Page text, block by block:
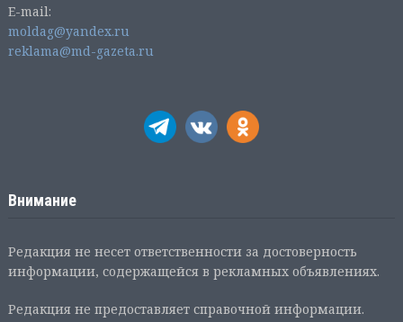
E-mail:
moldag@yandex.ru
reklama@md-gazeta.ru
Внимание
Редакция не несет ответственности за достоверность
информации, содержащейся в рекламных объявлениях.
Редакция не предоставляет справочной информации.